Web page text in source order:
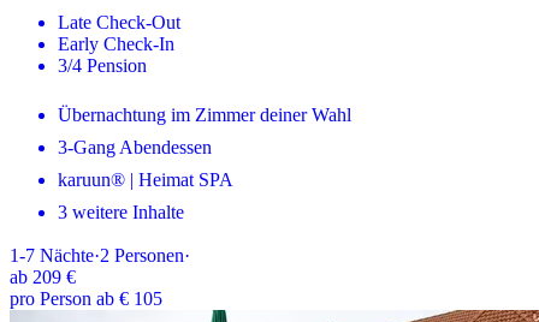
Late Check-Out
Early Check-In
3/4 Pension
Übernachtung im Zimmer deiner Wahl
3-Gang Abendessen
karuun® | Heimat SPA
3 weitere Inhalte
1-7 Nächte·2 Personen·
ab 209 €
pro Person ab € 105